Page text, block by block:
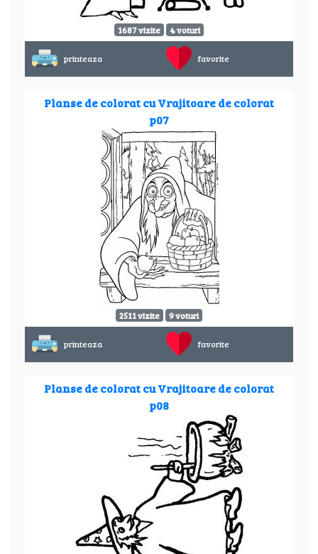
1687 vizite 4 voturi
printeaza favorite
Planse de colorat cu Vrajitoare de colorat
p07
2511 vizite 9 voturi
printeaza favorite
Planse de colorat cu Vrajitoare de colorat
p08